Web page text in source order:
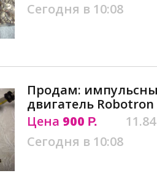
Сегодня в 10:08
Продам:
двигатель Robotron
Цена 900 Р.
Сегодня в 10:08